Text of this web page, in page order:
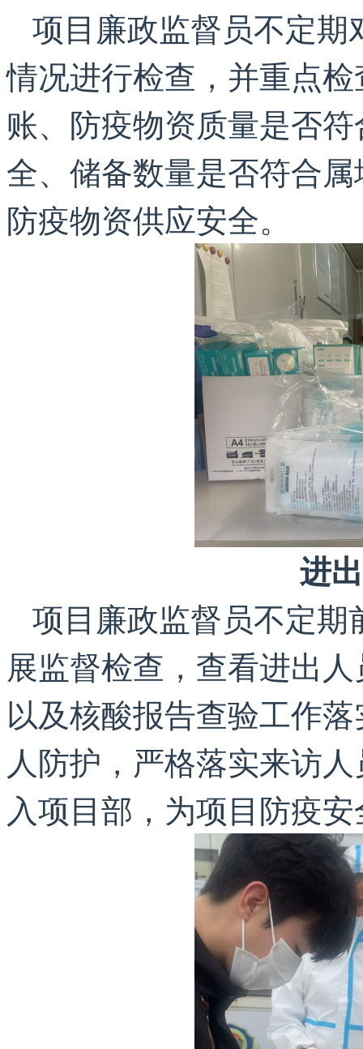
项目廉政监督员不定
情况进行检查，并重点
账、防疫物资质量是否
全、储备数量是否符合
防疫物资供应安全。
进
项目廉政监督员不定
展监督检查，查看进出
以及核酸报告查验工作
人防护，严格落实来访
入项目部，为项目防疫